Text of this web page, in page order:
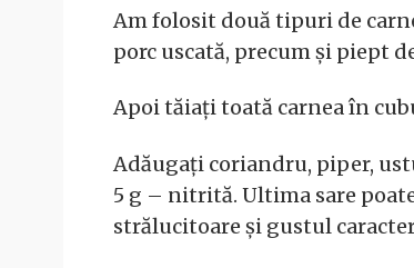
Am folosit două tipuri de
porc uscată, precum și piept
Apoi tăiați toată carnea în
Adăugați coriandru, piper,
5 g – nitrită. Ultima sare
strălucitoare și gustul